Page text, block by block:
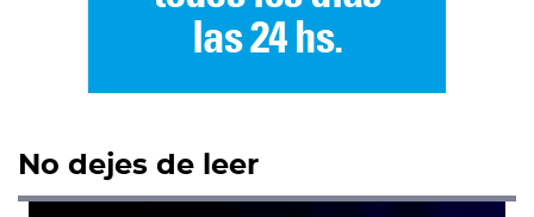
No dejes de leer